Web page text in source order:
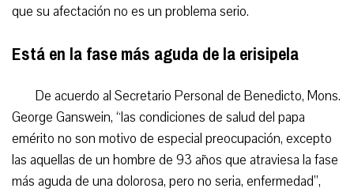
que su afectación no es un problema serio.
Está en la fase más aguda de la erisipela
De acuerdo al Secretario Personal de Benedicto, Mons.
George Ganswein, “las condiciones de salud del papa
emérito no son motivo de especial preocupación, excepto
las aquellas de un hombre de 93 años que atraviesa la fase
más aguda de una dolorosa, pero no seria, enfermedad”,